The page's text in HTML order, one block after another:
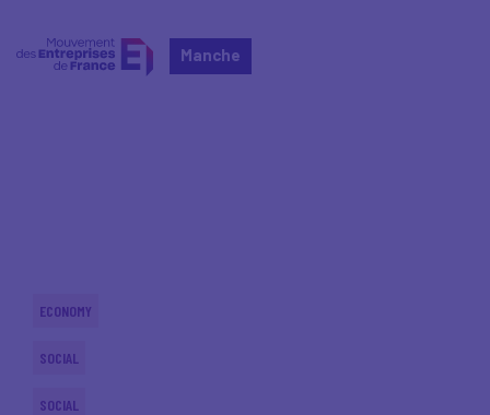
Manche
ECONOMY
SOCIAL
SOCIAL